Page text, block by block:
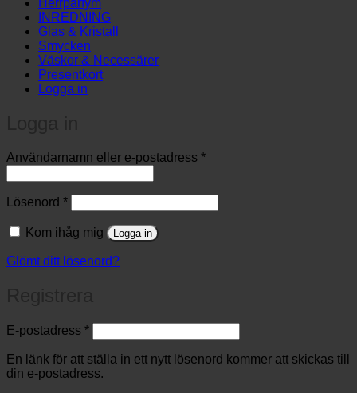
Herrparfym
INREDNING
Glas & Kristall
Smycken
Väskor & Necessärer
Presentkort
Logga in
Användarnamn eller e-postadress *Obligatoriskt
Lösenord *Obligatoriskt
Kom ihåg mig Logga in
Glömt ditt lösenord?
E-postadress *Obligatoriskt
En länk för att ställa in ett nytt lösenord kommer att skickas till
din e-postadress.